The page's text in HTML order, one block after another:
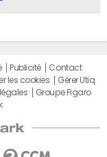
Publicité
Contact
les cookies
Gérer Utiq
Groupe Figaro